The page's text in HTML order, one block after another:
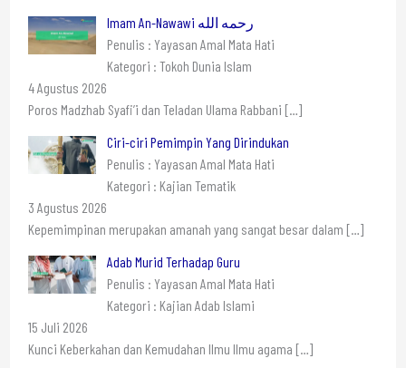
Imam An-Nawawi رحمه الله
Penulis : Yayasan Amal Mata Hati
Kategori : Tokoh Dunia Islam
4 Agustus 2026
Poros Madzhab Syafi’i dan Teladan Ulama Rabbani […]
Ciri-ciri Pemimpin Yang Dirindukan
Penulis : Yayasan Amal Mata Hati
Kategori : Kajian Tematik
3 Agustus 2026
Kepemimpinan merupakan amanah yang sangat besar dalam […]
Adab Murid Terhadap Guru
Penulis : Yayasan Amal Mata Hati
Kategori : Kajian Adab Islami
15 Juli 2026
Kunci Keberkahan dan Kemudahan Ilmu Ilmu agama […]